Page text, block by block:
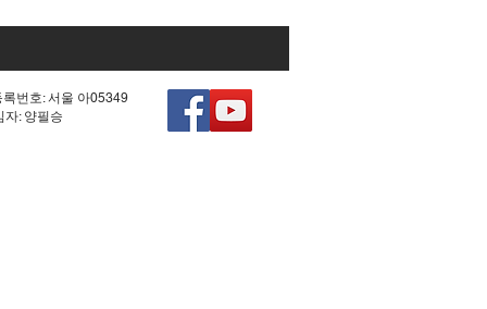
번호: 서울 아05349
: 양필승